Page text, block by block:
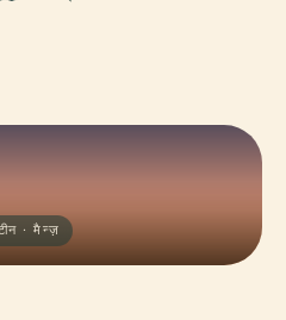
· मैन्ज़